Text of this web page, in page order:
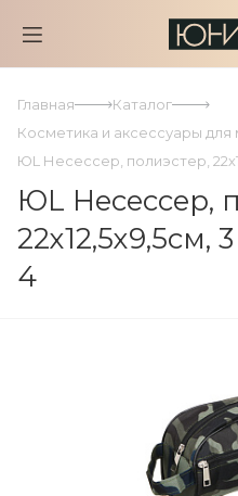
Главная
Каталог
Косметика и аксессуары для
ЮL Несессер, полиэстер,
ЮL Несессер,
22х12,5х9,5см,
4